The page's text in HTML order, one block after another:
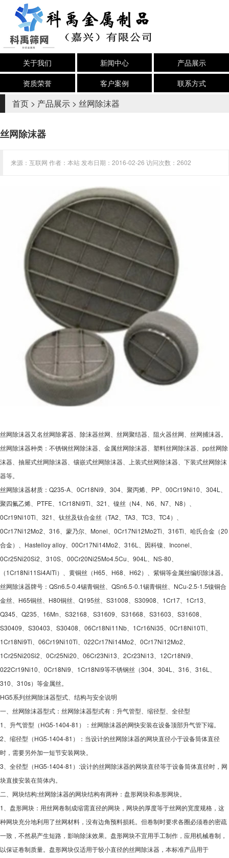
关于我们 新闻中心
产品展示
资质荣誉
客户案例 联系方式
首页 > 产品展示 > 丝网除沫器
丝网除沫器
来源：互联网 作者：本站 发布日期：2016-02-26 访问次数：2602
丝网除沫器又名丝网除雾器、除沫器丝网、丝网聚结器、阻火器丝网、丝网捕沫器。
丝网除沫器种类：不锈钢丝网除沫器、金属丝网除沫器、塑料丝网除沫器、pp丝网除
沫器、抽屉式丝网除沫器、镶嵌式丝网除沫器、上装式丝网除沫器、下装式丝网除沫
器等。
丝网除沫器材质：Q235-A、0Cr18Ni9、304、聚丙烯、PP、00Cr19Ni10、304L、
聚四氟乙烯、PTFE、1Cr18Ni9Ti、321、镍丝（N4、N6、N7、N8）、
0Cr19Ni10Ti、321、钛丝及钛合金丝（TA2、TA3、TC3、TC4）、
0Cr17Ni12Mo2、316、蒙乃尔、Monel、0Cr17Ni12Mo2Ti、316Ti、哈氏合金（20
合金）、Hastelloy alloy、00Cr17Ni14Mo2、316L、因科镍、Inconel、
0Cr25Ni20Si2、310S、00Cr20Ni25Mo4.5Cu、904L、NS-80、
（1Cr18Ni11Si4AlTi）、黄铜丝（H65、H68、H62）、紫铜等金属丝编织除沫器。
丝网除沫器牌号：QSn6.5-0.4锡青铜丝、QSn6.5-0.1锡青铜丝、NCu-2.5-1.5镍铜合
金丝、H65铜丝、H80铜丝、Q195丝、S31008、S30908、1Cr17、1Cr13、
Q345、Q235、16Mn、S32168、S31609、S31668、S31603、S31608、
S30409、S30403、S30408、06Cr18Ni11Nb、1Cr16Ni35、0Cr18Ni10Ti、
1Cr18Ni9Ti、06Cr19Ni10Ti、022Cr17Ni14Mo2、0Cr17Ni12Mo2、
1Cr25Ni20Si2、0Cr25Ni20、06Cr23Ni13、2Cr23Ni13、12Cr18Ni9、
022Cr19Ni10、0Cr18Ni9、1Cr18Ni9等不锈钢丝（304、304L、316、316L、
310、310s）等金属丝。
HG5系列丝网除沫器型式、结构与安全说明
一、丝网除沫器型式：丝网除沫器型式有：升气管型、缩径型、全径型
1、升气管型（HG5-1404-81）：丝网除沫器的网快安装在设备顶部升气管下端。
2、缩径型（HG5-1404-81）：当设计的丝网除沫器的网块直径小于设备筒体直径
时，需要另外加一短节安装网块。
3、全径型（HG5-1404-81）:设计的丝网除沫器的网块直径等于设备筒体直径时，网
块直接安装在筒体内。
二、网块结构:丝网除沫器的网块结构有两种：盘形网块和条形网块。
1、盘形网块：用丝网卷制成缩需直径的网块，网块的厚度等于丝网的宽度规格，这
种网块充分地利用了丝网材料，没有边角预料损耗。但卷制时要求各圈必须卷的密疏
一致，不然易产生短路，影响除沫效果。盘形网块不宜用手工制作，应用机械卷制，
以保证卷制质量。盘形网块仅适用于较小直径的丝网除沫器，本标准产品用于